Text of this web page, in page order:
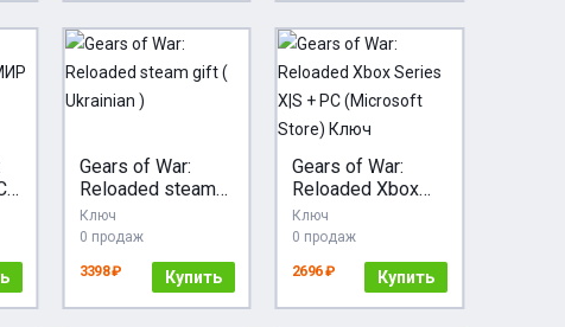
Gears of War:
Reloaded steam
gift ( Ukrainian )
Ключ
0 продаж
3398 ₽ Купить
Gears of War:
Reloaded Xbox
Series X|S + PC
(Microsoft Store)
Ключ
0 продаж
2696 ₽ Купить